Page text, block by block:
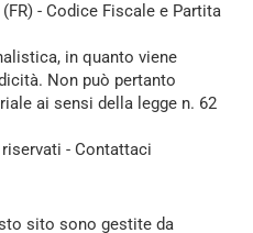
- Codice Fiscale e Partita
in quanto viene
Non può pertanto
ai sensi della legge n. 62
- Contattaci
sito sono gestite da